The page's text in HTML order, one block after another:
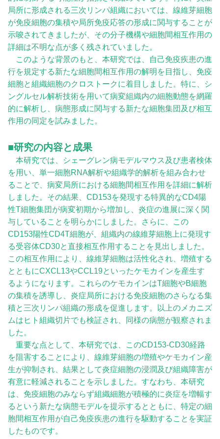
局所に形成される三次リンパ組織においては、線維芽細胞
が免疫細胞の集積や局所免疫応答の形成に関与することが
示唆されてきましたが、その分子機構や細胞間相互作用の
詳細は不明な点が多く残されていました。
このような背景のもと、本研究では、自己免疫疾患の進
行を規定する新たな細胞間相互作用の解明を目指し、免疫
細胞と組織細胞のクロストークに着目しました。特に、シ
ングルセル解析技術を用いて病変組織内の細胞動態を網羅
的に解析し、病態形成に関与する新たな細胞集団及び相互
作用の同定を試みました。
■研究の内容と成果
本研究では、シェーグレン病モデルマウス及び患者検体
を用い、単一細胞RNA解析や組織学的解析を組み合わせ
ることで、病変局所における細胞間相互作用を詳細に解析
しました。その結果、CD153を発現する特異的なCD4陽
性T細胞集団が病変初期から増加し、炎症の進展に深く関
与していることを明らかにしました。さらに、この
CD153陽性CD4T細胞が、組織内の線維芽細胞上に発現す
る受容体CD30と直接相互作用することを見出しました。
この相互作用により、線維芽細胞は活性化され、増殖する
とともにCXCL13やCCL19といったケモカインを産生す
るようになります。これらのケモカインはT細胞やB細胞
の集積を誘導し、炎症局所における免疫細胞のさらなる集
積と三次リンパ組織の形成を促進します。以上のメカニズ
ムはヒト組織切片でも検証され、同様の病態が観察されま
した。
重要な点として、本研究では、このCD153-CD30経路
を阻害することにより、線維芽細胞の増殖やケモカイン産
生が抑制され、結果として炎症細胞の浸潤及び組織障害が
有意に軽減されることを示しました。すなわち、本研究
は、免疫細胞のみならず組織細胞が積極的に炎症を増幅す
るという新たな病態モデルを提示するとともに、特定の細
胞間相互作用が自己免疫疾患の進行を駆動することを実証
したものです。